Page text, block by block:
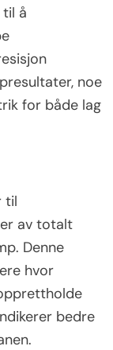
å
noe
for både lag
til
av totalt
Denne
hvor
bedre